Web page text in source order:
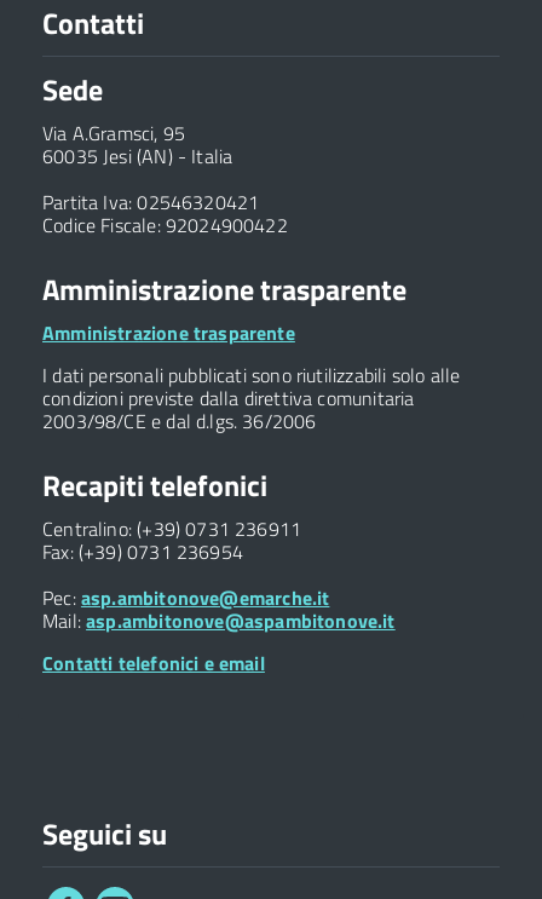
Contatti
Sede
Via A.Gramsci, 95
60035 Jesi (AN) - Italia
Partita Iva: 02546320421
Codice Fiscale: 92024900422
Amministrazione trasparente
Amministrazione trasparente
I dati personali pubblicati sono riutilizzabili solo alle
condizioni previste dalla direttiva comunitaria
2003/98/CE e dal d.lgs. 36/2006
Recapiti telefonici
Centralino: (+39) 0731 236911
Fax: (+39) 0731 236954
Pec:asp.ambitonove@emarche.it
Mail:asp.ambitonove@aspambitonove.it
Contatti telefonici e email
Seguici su